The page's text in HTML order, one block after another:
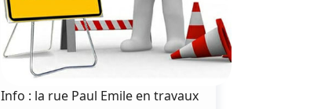
Info : la rue Paul Emile en travaux